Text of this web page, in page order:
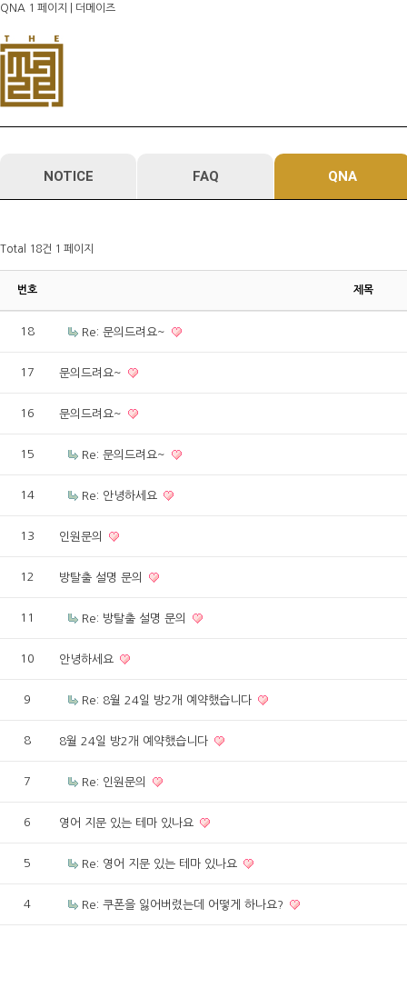
QNA 1 페이지 | 더메이즈
바
가
기
으
바
로
NOTICE FAQ QNA
Total 18건 1 페이지
번호 제목
18 Re: 문의드려요~
17 문의드려요~
16 문의드려요~
15 Re: 문의드려요~
14 Re: 안녕하세요
13 인원문의
12 방탈출 설명 문의
11 Re: 방탈출 설명 문의
10 안녕하세요
9 Re: 8월 24일 방2개 예약했습니다
8 8월 24일 방2개 예약했습니다
7 Re: 인원문의
6 영어 지문 있는 테마 있나요
5 Re: 영어 지문 있는 테마 있나요
4 Re: 쿠폰을 잃어버렸는데 어떻게 하나요?